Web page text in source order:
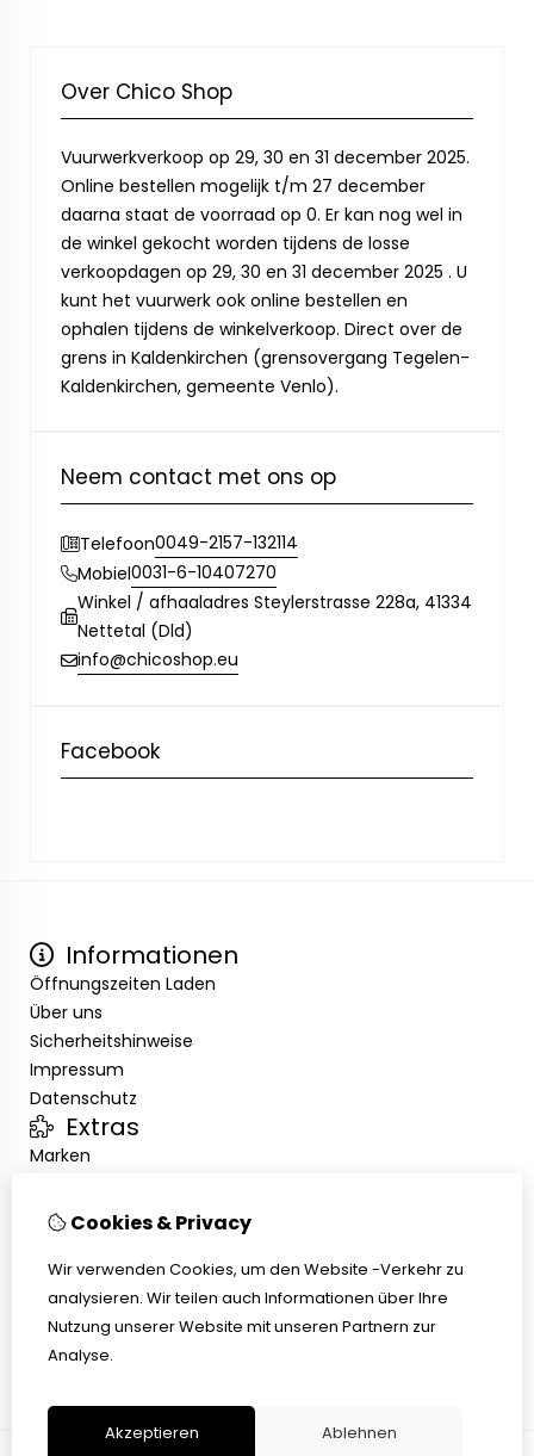
Over Chico Shop
Vuurwerkverkoop op 29, 30 en 31 december 2025.
Online bestellen mogelijk t/m 27 december
daarna staat de voorraad op 0. Er kan nog wel in
de winkel gekocht worden tijdens de losse
verkoopdagen op 29, 30 en 31 december 2025 . U
kunt het vuurwerk ook online bestellen en
ophalen tijdens de winkelverkoop. Direct over de
grens in Kaldenkirchen (grensovergang Tegelen-
Kaldenkirchen, gemeente Venlo).
Neem contact met ons op
Telefoon0049-2157-132114
Mobiel0031-6-10407270
Winkel / afhaaladres Steylerstrasse 228a, 41334
Nettetal (Dld)
info@chicoshop.eu
Facebook
Informationen
Öffnungszeiten Laden
Über uns
Sicherheitshinweise
Impressum
Datenschutz
Extras
Marken
Kundenservice
Übersicht
Abholen
AGB
Widerrufsbelehrung
Cookies & Privacy
Wir verwenden Cookies, um den Website -Verkehr zu
analysieren. Wir teilen auch Informationen über Ihre
Nutzung unserer Website mit unseren Partnern zur
Analyse.
Akzeptieren Ablehnen